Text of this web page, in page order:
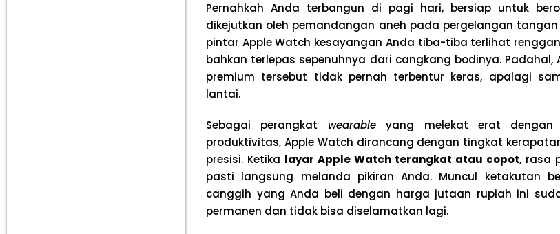
Pernahkah Anda terbangun di pagi hari, bersiap untuk
dikejutkan oleh pemandangan aneh pada pergelangan
pintar Apple Watch kesayangan Anda tiba-tiba terlihat
bahkan terlepas sepenuhnya dari cangkang bodinya.
premium tersebut tidak pernah terbentur keras, apalagi
lantai.
Sebagai perangkat wearableyang melekat erat
produktivitas, Apple Watch dirancang dengan tingkat
presisi. Ketika layar Apple Watch terangkat atau copot, rasa
pasti langsung melanda pikiran Anda. Muncul ketakutan
canggih yang Anda beli dengan harga jutaan rupiah ini
permanen dan tidak bisa diselamatkan lagi.